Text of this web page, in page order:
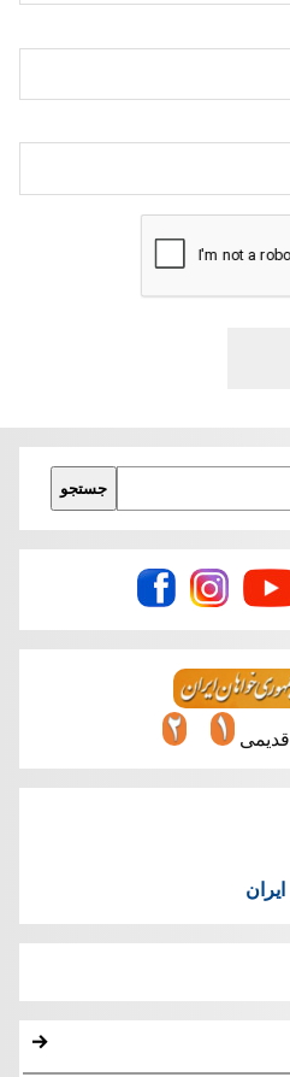
جستجو